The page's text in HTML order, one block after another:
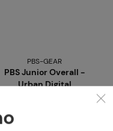
PBS-GEAR
PBS Junior Overall -
Urban Digital